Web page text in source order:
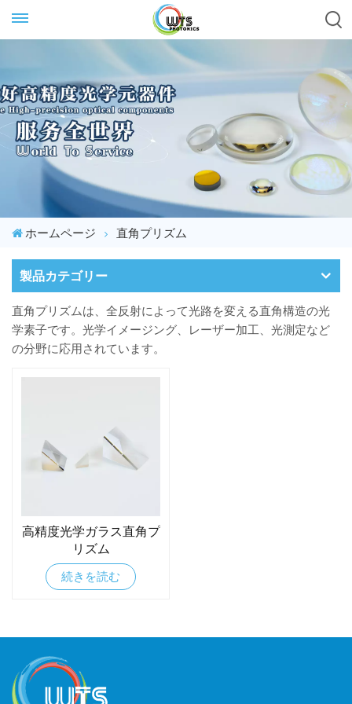
ホームページ 直角プリズム
製品カテゴリー
直角プリズムは、全反射によって光路を変える直角構造の光
学素子です。光学イメージング、レーザー加工、光測定など
の分野に応用されています。
高精度光学ガラス直角プ
リズム
続きを読む